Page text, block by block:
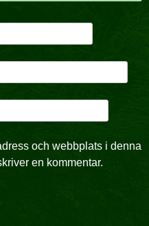
och webbplats i denna
en kommentar.